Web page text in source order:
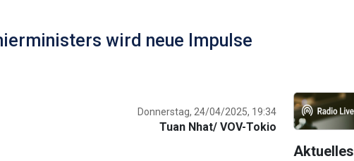
wird neue Impulse
Donnerstag, 24/04/2025, 19:34
Tuan Nhat/ VOV-Tokio
Aktuelles